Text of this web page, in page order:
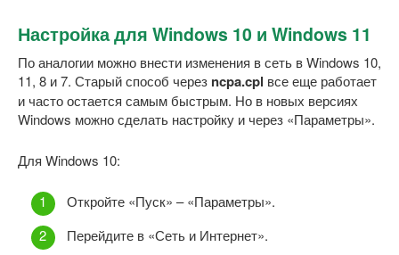
Настройка для Windows 10 и Windows 11
По аналогии можно внести изменения в сеть в Windows 10,
11, 8 и 7. Старый способ через ncpa.cpl все еще работает
и часто остается самым быстрым. Но в новых версиях
Windows можно сделать настройку и через «Параметры».
Для Windows 10:
Откройте «Пуск» – «Параметры».
Перейдите в «Сеть и Интернет».